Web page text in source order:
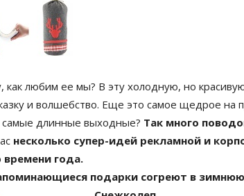
любим ее мы? В эту холодную, но
и волшебство. Еще это самое щедрое
самые длинные выходные? Так много
несколько супер-идей рекламной и
времени года.
подарки согреют в